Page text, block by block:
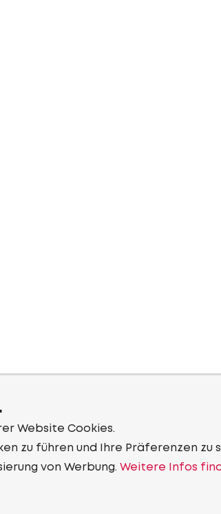
Website Cookies.
zu führen und Ihre Präferenzen zu
von Werbung. Weitere Infos